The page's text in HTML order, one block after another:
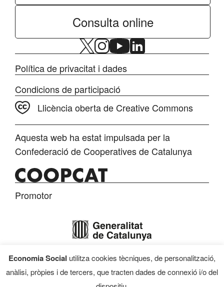
Consulta online
Política de privacitat i dades
Condicions de participació
Llicència oberta de Creative Commons
Aquesta web ha estat impulsada per la
Confederació de Cooperatives de Catalunya
Promotor
Finançament
Economia Social utilitza cookies tècniques, de personalització,
anàlisi, pròpies i de tercers, que tracten dades de connexió i/o del